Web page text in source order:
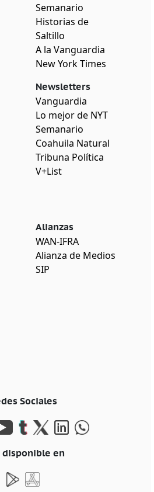
Semanario
Historias de
Saltillo
A la Vanguardia
New York Times
Newsletters
Vanguardia
Lo mejor de NYT
Semanario
Coahuila Natural
Tribuna Política
V+List
Alianzas
WAN-IFRA
Alianza de Medios
SIP
Sociales
disponible en